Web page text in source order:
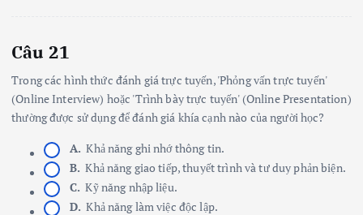
Câu 21
Trong các hình thức đánh giá trực tuyến, 'Phỏng vấn trực tuyến'
(Online Interview) hoặc 'Trình bày trực tuyến' (Online Presentation)
thường được sử dụng để đánh giá khía cạnh nào của người học?
A. Khả năng ghi nhớ thông tin.
B. Khả năng giao tiếp, thuyết trình và tư duy phản biện.
C. Kỹ năng nhập liệu.
D. Khả năng làm việc độc lập.